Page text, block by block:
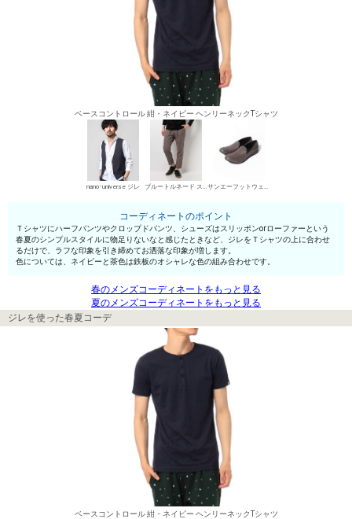
ベースコントロール 紺・ネイビー ヘンリーネックTシャツ
nano･universe ジレ ブルートルネード スラックス サンエーフットウェア スリッポン
コーディネートのポイント
Ｔシャツにハーフパンツやクロップドパンツ、シューズはスリッポンorローファーという
春夏のシンプルスタイルに物足りないなと感じたときなど、ジレをＴシャツの上に合わせ
るだけで、ラフな印象を引き締めてお洒落な印象が増します。
色については、ネイビーと茶色は鉄板のオシャレな色の組み合わせです。
春のメンズコーディネートをもっと見る
夏のメンズコーディネートをもっと見る
ジレを使った春夏コーデ
ベースコントロール 紺・ネイビー ヘンリーネックTシャツ